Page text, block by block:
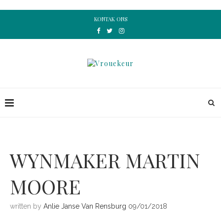
KONTAK ONS
WYNMAKER MARTIN
MOORE
written by Anlie Janse Van Rensburg 09/01/2018